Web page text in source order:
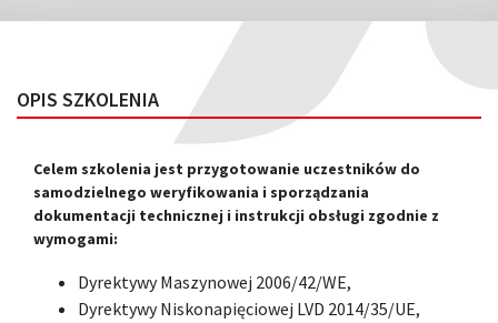
OPIS SZKOLENIA
Celem szkolenia jest przygotowanie uczestników do
samodzielnego weryfikowania i sporządzania
dokumentacji technicznej i instrukcji obsługi zgodnie z
wymogami:
Dyrektywy Maszynowej 2006/42/WE,
Dyrektywy Niskonapięciowej LVD 2014/35/UE,